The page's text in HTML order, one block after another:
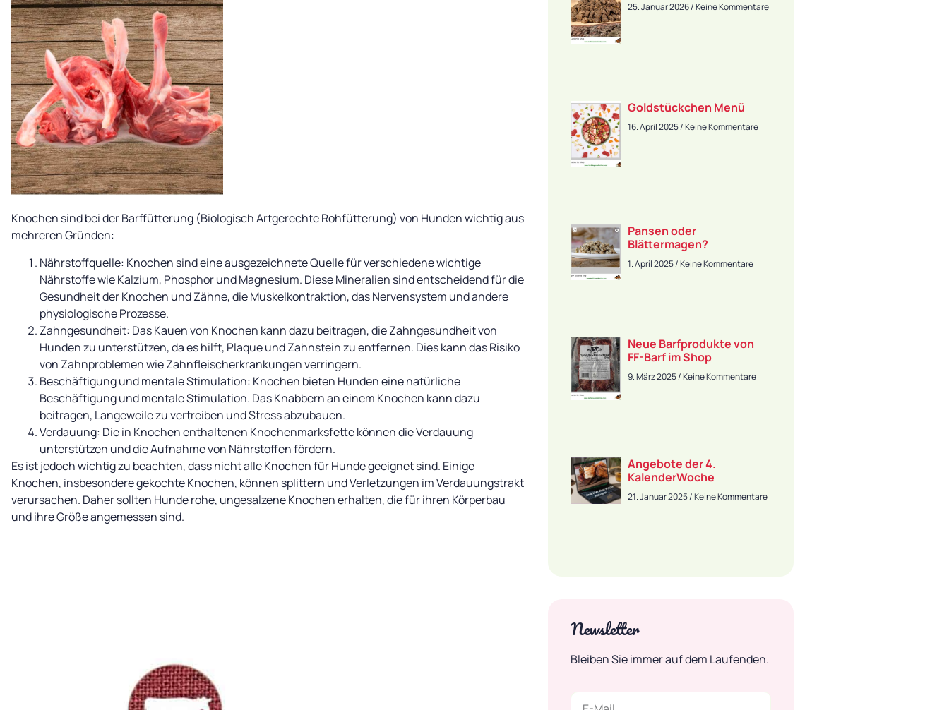
Knochen sind bei der Barffütterung (Biologisch Artgerechte Rohfütterung) von Hunden wichtig aus
mehreren Gründen:
Nährstoffquelle: Knochen sind eine ausgezeichnete Quelle für verschiedene wichtige
Nährstoffe wie Kalzium, Phosphor und Magnesium. Diese Mineralien sind entscheidend für die
Gesundheit der Knochen und Zähne, die Muskelkontraktion, das Nervensystem und andere
physiologische Prozesse.
Zahngesundheit: Das Kauen von Knochen kann dazu beitragen, die Zahngesundheit von
Hunden zu unterstützen, da es hilft, Plaque und Zahnstein zu entfernen. Dies kann das Risiko
von Zahnproblemen wie Zahnfleischerkrankungen verringern.
Beschäftigung und mentale Stimulation: Knochen bieten Hunden eine natürliche
Beschäftigung und mentale Stimulation. Das Knabbern an einem Knochen kann dazu
beitragen, Langeweile zu vertreiben und Stress abzubauen.
Verdauung: Die in Knochen enthaltenen Knochenmarksfette können die Verdauung
unterstützen und die Aufnahme von Nährstoffen fördern.
Es ist jedoch wichtig zu beachten, dass nicht alle Knochen für Hunde geeignet sind. Einige
Knochen, insbesondere gekochte Knochen, können splittern und Verletzungen im Verdauungstrakt
verursachen. Daher sollten Hunde rohe, ungesalzene Knochen erhalten, die für ihren Körperbau
und ihre Größe angemessen sind.
25. Januar 2026 Keine Kommentare
Goldstückchen Menü
16. April 2025 Keine Kommentare
Pansen oder
Blättermagen?
1. April 2025 Keine Kommentare
Neue Barfprodukte von
FF-Barf im Shop
9. März 2025 Keine Kommentare
Angebote der 4.
KalenderWoche
21. Januar 2025 Keine Kommentare
Newsletter
Bleiben Sie immer auf dem Laufenden.